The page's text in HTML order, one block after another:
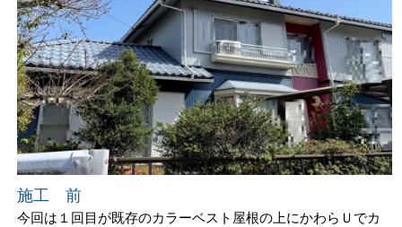
施工 前
今回は１回目が既存のカラーベスト屋根の上にかわらＵでカ